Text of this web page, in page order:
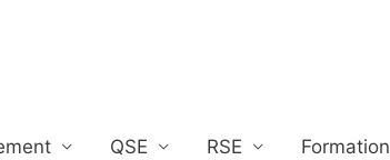
QSE RSE Formation